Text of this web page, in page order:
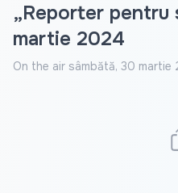
„Reporter
martie 2024
On the air sâmbătă, 30